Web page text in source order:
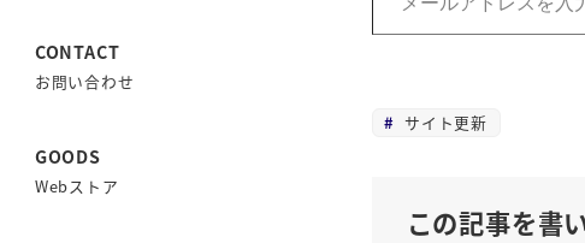
CONTACT
お問い合わせ
GOODS
Webストア
サイト更新
この記事を書